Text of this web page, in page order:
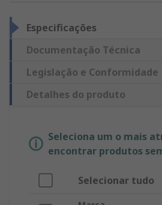
Especificações
Documentação Técnica
Legislação e Conformidade
Detalhes do produto
Seleciona um o mais
encontrar produtos
Selecionar tudo